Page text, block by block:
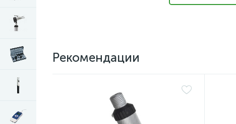
Рекомендации